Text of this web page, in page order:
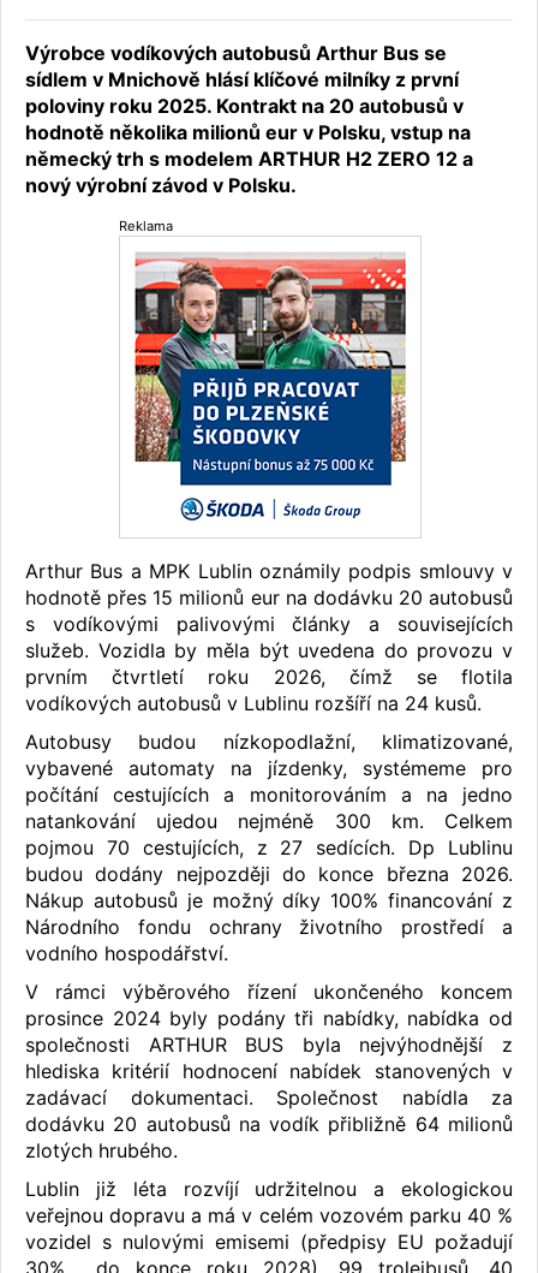
Výrobce vodíkových autobusů Arthur Bus se
sídlem v Mnichově hlásí klíčové milníky z první
poloviny roku 2025. Kontrakt na 20 autobusů v
hodnotě několika milionů eur v Polsku, vstup na
německý trh s modelem ARTHUR H2 ZERO 12 a
nový výrobní závod v Polsku.
Reklama
Arthur Bus a MPK Lublin oznámily podpis smlouvy v
hodnotě přes 15 milionů eur na dodávku 20 autobusů
s vodíkovými palivovými články a souvisejících
služeb. Vozidla by měla být uvedena do provozu v
prvním čtvrtletí roku 2026, čímž se flotila
vodíkových autobusů v Lublinu rozšíří na 24 kusů.
Autobusy budou nízkopodlažní, klimatizované,
vybavené automaty na jízdenky, systémeme pro
počítání cestujících a monitorováním a na jedno
natankování ujedou nejméně 300 km. Celkem
pojmou 70 cestujících, z 27 sedících. Dp Lublinu
budou dodány nejpozději do konce března 2026.
Nákup autobusů je možný díky 100% financování z
Národního fondu ochrany životního prostředí a
vodního hospodářství.
V rámci výběrového řízení ukončeného koncem
prosince 2024 byly podány tři nabídky, nabídka od
společnosti ARTHUR BUS byla nejvýhodnější z
hlediska kritérií hodnocení nabídek stanovených v
zadávací dokumentaci. Společnost nabídla za
dodávku 20 autobusů na vodík přibližně 64 milionů
zlotých hrubého.
Lublin již léta rozvíjí udržitelnou a ekologickou
veřejnou dopravu a má v celém vozovém parku 40 %
vozidel s nulovými emisemi (předpisy EU požadují